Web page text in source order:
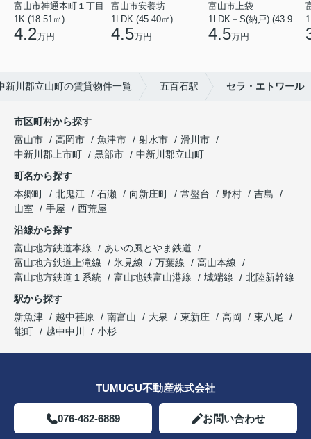
富山市神通本町１丁目
1K (18.51㎡)
4.2万円
富山市安養坊
1LDK (45.40㎡)
4.5万円
富山市上袋
1LDK＋S(納戸) (43.93㎡)
4.5万円
新川郡立山町の賃貸物件一覧 五百石駅 セラ・エトワール
市区町村から探す
富山市
高岡市 魚津市 射水市
滑川市
中新川郡上市町
黒部市
中新川郡立山町
町名から探す
本郷町
北鬼江 石瀬 向新庄町 常盤台 野村
吉島
山室
手屋
西荒屋
沿線から探す
富山地方鉄道本線
あいの風とやま鉄道
富山地方鉄道上滝線
氷見線 万葉線
高山本線
富山地方鉄道１系統
富山地鉄富山港線 城端線
北陸新幹線
駅から探す
新魚津
越中荏原 南富山 大泉 東新庄 高岡
東八尾
能町
越中中川 小杉
TUMUGU不動産株式会社
076-482-6889 お問い合わせ